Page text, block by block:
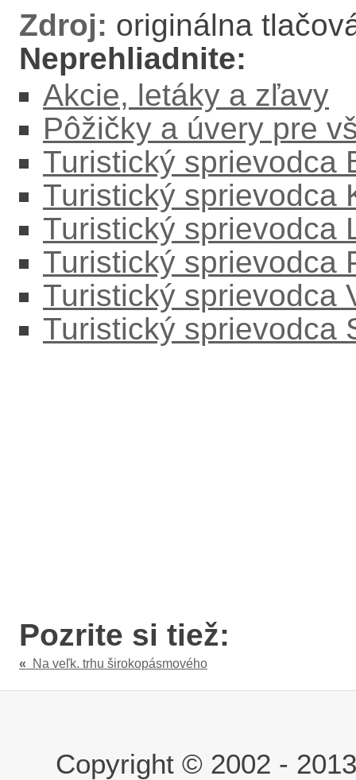
Zdroj: originálna
Neprehliadnite:
Akcie, letáky a zľavy
Pôžičky a úvery pre
Turistický sprievodca
Turistický sprievodca
Turistický sprievodca
Turistický sprievodca
Turistický sprievodca
Turistický sprievodca
Pozrite si tiež:
« Na veľk. trhu širokopásmového
Copyright © 2002 -